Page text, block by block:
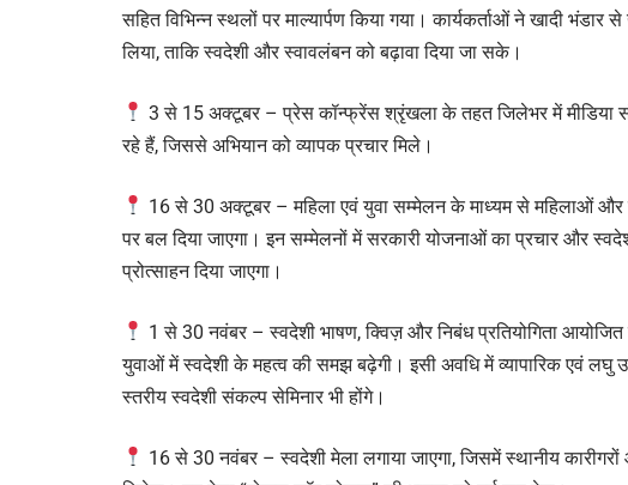
सहित विभिन्न स्थलों पर माल्यार्पण किया गया। कार्यकर्ताओं ने खादी भंडार
लिया, ताकि स्वदेशी और स्वावलंबन को बढ़ावा दिया जा सके।
3 से 15 अक्टूबर – प्रेस कॉन्फ्रेंस श्रृंखला के तहत जिलेभर में मीडिया
रहे हैं, जिससे अभियान को व्यापक प्रचार मिले।
16 से 30 अक्टूबर – महिला एवं युवा सम्मेलन के माध्यम से महिलाओं
पर बल दिया जाएगा। इन सम्मेलनों में सरकारी योजनाओं का प्रचार और
प्रोत्साहन दिया जाएगा।
1 से 30 नवंबर – स्वदेशी भाषण, क्विज़ और निबंध प्रतियोगिता आयोजित
युवाओं में स्वदेशी के महत्व की समझ बढ़ेगी। इसी अवधि में व्यापारिक एवं लघु
स्तरीय स्वदेशी संकल्प सेमिनार भी होंगे।
16 से 30 नवंबर – स्वदेशी मेला लगाया जाएगा, जिसमें स्थानीय कारीगरों